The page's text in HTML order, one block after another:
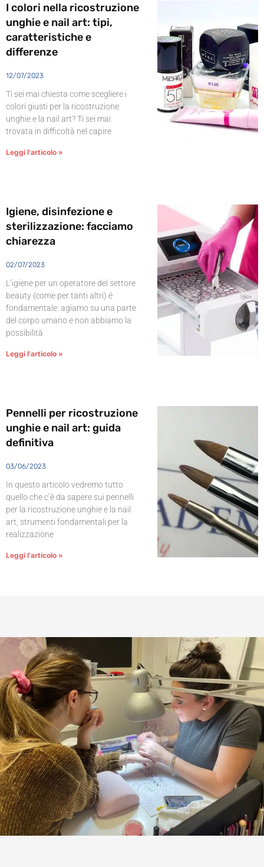
I colori nella ricostruzione
unghie e nail art: tipi,
caratteristiche e
differenze
12/07/2023
Ti sei mai chiesta come scegliere i
colori giusti per la ricostruzione
unghie e la nail art? Ti sei mai
trovata in difficoltà nel capire
Leggi l'articolo »
Igiene, disinfezione e
sterilizzazione: facciamo
chiarezza
02/07/2023
L’igiene per un operatore del settore
beauty (come per tanti altri) é
fondamentale: agiamo su una parte
del corpo umano e non abbiamo la
possibilità
Leggi l'articolo »
Pennelli per ricostruzione
unghie e nail art: guida
definitiva
03/06/2023
In questo articolo vedremo tutto
quello che c’è da sapere sui pennelli
per la ricostruzione unghie e la nail
art, strumenti fondamentali per la
realizzazione
Leggi l'articolo »